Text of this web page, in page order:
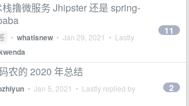
撸微服务 Jhipster 还是 spring-
• whatisnew • Jan 29, 2021 • Lastly
11
农的 2020 年总结
• Jan 5, 2021 • Lastly replied by 2